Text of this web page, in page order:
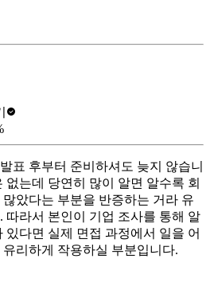
표 후부터 준비하셔도 늦지 않습니
없는데 당연히 많이 알면 알수록 회
았다는 부분을 반증하는 거라 유
따라서 본인이 기업 조사를 통해 알
있다면 실제 면접 과정에서 일을 어
리하게 작용하실 부분입니다.